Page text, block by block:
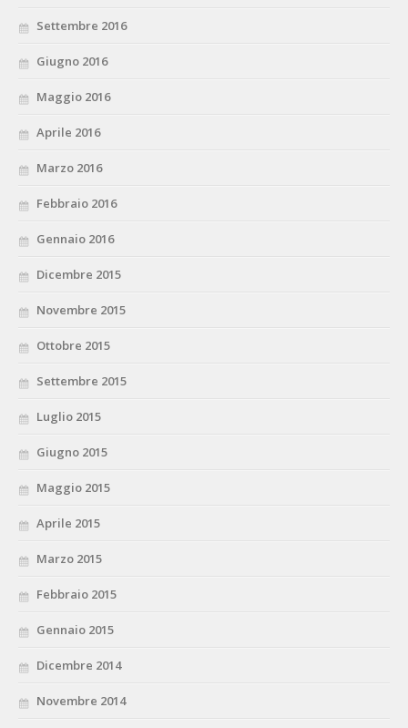
Settembre 2016
Giugno 2016
Maggio 2016
Aprile 2016
Marzo 2016
Febbraio 2016
Gennaio 2016
Dicembre 2015
Novembre 2015
Ottobre 2015
Settembre 2015
Luglio 2015
Giugno 2015
Maggio 2015
Aprile 2015
Marzo 2015
Febbraio 2015
Gennaio 2015
Dicembre 2014
Novembre 2014